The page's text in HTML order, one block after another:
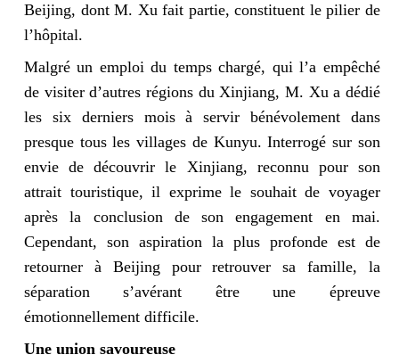
Beijing, dont M. Xu fait partie, constituent le pilier de
l’hôpital.
Malgré un emploi du temps chargé, qui l’a empêché
de visiter d’autres régions du Xinjiang, M. Xu a dédié
les six derniers mois à servir bénévolement dans
presque tous les villages de Kunyu. Interrogé sur son
envie de découvrir le Xinjiang, reconnu pour son
attrait touristique, il exprime le souhait de voyager
après la conclusion de son engagement en mai.
Cependant, son aspiration la plus profonde est de
retourner à Beijing pour retrouver sa famille, la
séparation s’avérant être une épreuve
émotionnellement difficile.
Une union savoureuse